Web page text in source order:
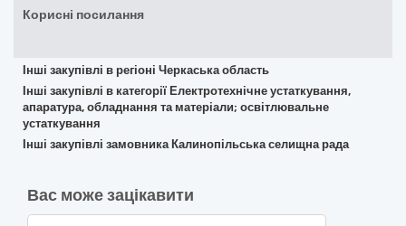
Корисні посилання
Інші закупівлі в регіоні Черкаська область
Інші закупівлі в категорії Електротехнічне устаткування,
апаратура, обладнання та матеріали; освітлювальне
устаткування
Інші закупівлі замовника Калинопільська селищна рада
Вас може зацікавити